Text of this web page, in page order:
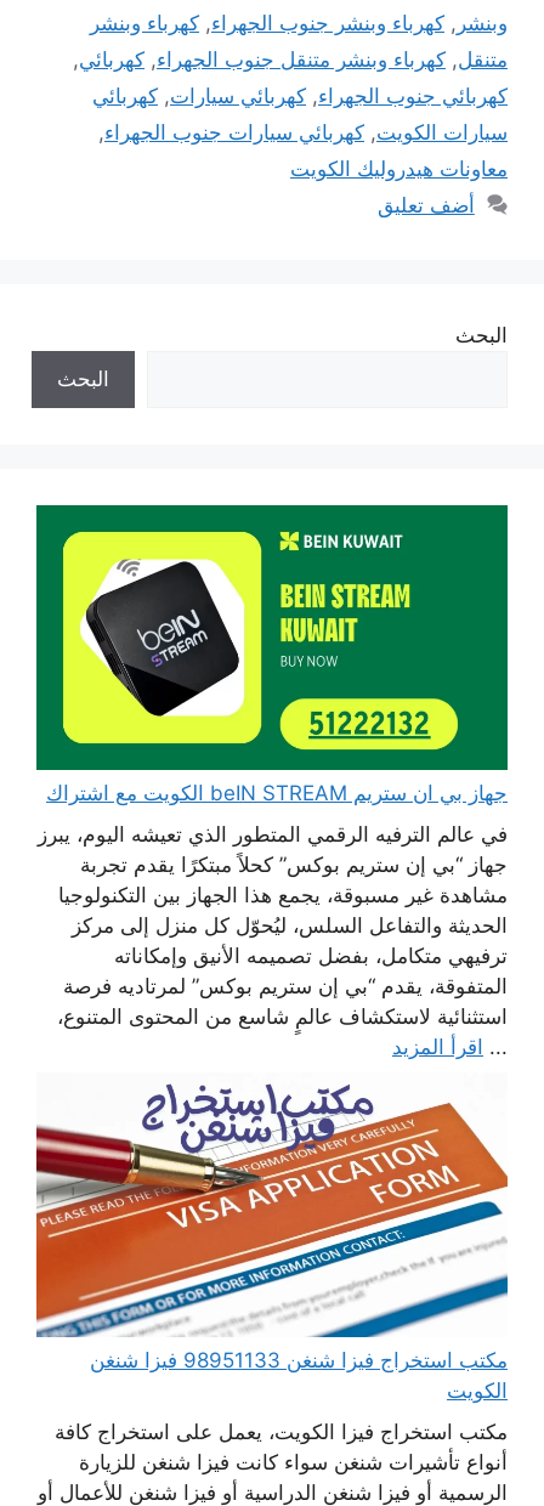
وبنشر , كهرباء وبنشر جنوب الجهراء, كهرباء وبنشر
متنقل, كهرباء وبنشر متنقل جنوب الجهراء, كهربائي,
كهربائي جنوب الجهراء, كهربائي سيارات, كهربائي
سيارات الكويت, كهربائي سيارات جنوب الجهراء,
معاونات هيدروليك الكويت
أضف تعليق
البحث
البحث
جهاز بي ان ستريم beIN STREAM الكويت مع اشتراك
في عالم الترفيه الرقمي المتطور الذي تعيشه اليوم، يبرز
جهاز “بي إن ستريم بوكس” كحلاً مبتكرًا يقدم تجربة
مشاهدة غير مسبوقة، يجمع هذا الجهاز بين التكنولوجيا
الحديثة والتفاعل السلس، ليُحوّل كل منزل إلى مركز
ترفيهي متكامل، بفضل تصميمه الأنيق وإمكاناته
المتفوقة، يقدم “بي إن ستريم بوكس” لمرتاديه فرصة
استثنائية لاستكشاف عالمٍ شاسع من المحتوى المتنوع،
... اقرأ المزيد
مكتب استخراج فيزا شنغن 98951133 فيزا شنغن
الكويت
مكتب استخراج فيزا الكويت، يعمل على استخراج كافة
أنواع تأشيرات شنغن سواء كانت فيزا شنغن للزيارة
الرسمية أو فيزا شنغن الدراسية أو فيزا شنغن للأعمال أو